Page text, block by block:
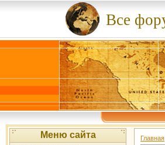
Все
Меню сайта Главная